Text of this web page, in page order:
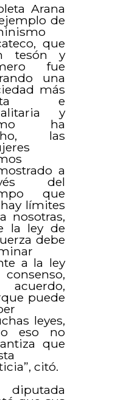
Arana
de
que
tesón y
fue
una
más
e
y
ha
las
a
del
que
límites
nosotras,
la ley de
debe
a la ley
consenso,
acuerdo,
puede
leyes,
eso no
que
citó.
diputada